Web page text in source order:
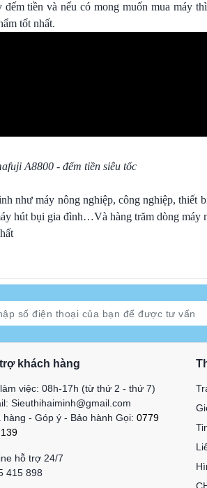
tiền và nếu có mong muốn mua máy
tốt nhất.
A8800 - đếm tiền siêu tốc
như máy nông nghiệp, công nghiệp, thiết
hút bụi gia đình…Và hàng trăm dòng máy
khách hàng
việc: 08h-17h (từ thứ 2 - thứ 7)
Sieuthihaiminh@gmail.com
hàng - Góp ý - Bảo hành Gọi: 0779
hỗ trợ 24/7
415 898